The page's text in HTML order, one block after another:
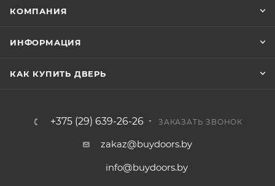
КОМПАНИЯ
ИНФОРМАЦИЯ
КАК КУПИТЬ ДВЕРЬ
+375 (29) 639-26-26 ЗАКАЗАТЬ ЗВОНОК
zakaz@buydoors.by
info@buydoors.by